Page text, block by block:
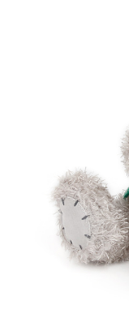
프 하세요!